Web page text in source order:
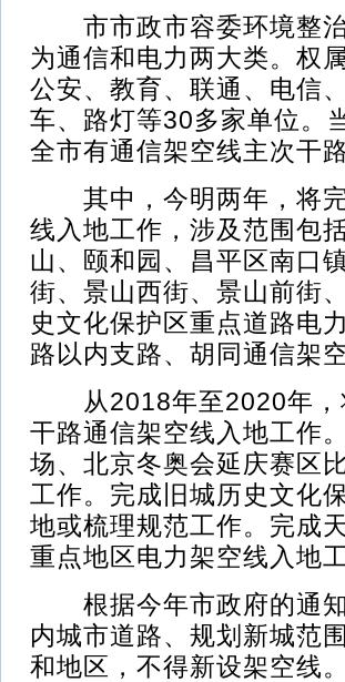
市市政市容委环境整治
为通信和电力两大类。权
公安、教育、联通、电信
车、路灯等30多家单位。
全市有通信架空线主次干
其中，今明两年，将完
线入地工作，涉及范围包
山、颐和园、昌平区南口
街、景山西街、景山前街
史文化保护区重点道路电
路以内支路、胡同通信架
从2018年至2020年，
干路通信架空线入地工作
场、北京冬奥会延庆赛区
工作。完成旧城历史文化
地或梳理规范工作。完成
重点地区电力架空线入地工
根据今年市政府的通知
内城市道路、规划新城范
和地区，不得新设架空线。